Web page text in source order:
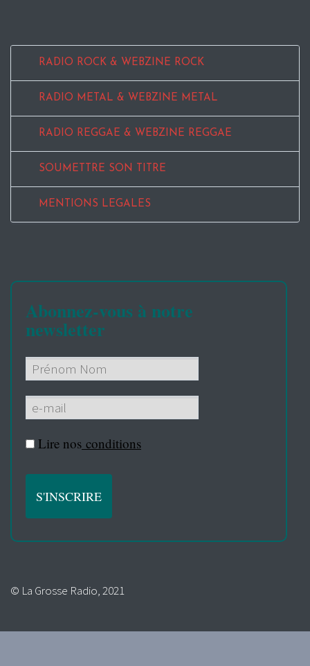
RADIO ROCK & WEBZINE ROCK
RADIO METAL & WEBZINE METAL
RADIO REGGAE & WEBZINE REGGAE
SOUMETTRE SON TITRE
MENTIONS LEGALES
Abonnez-vous à notre
newsletter
Lire nos conditions
© La Grosse Radio, 2021